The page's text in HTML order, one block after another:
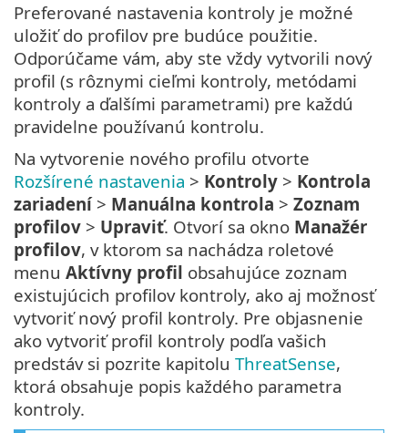
Preferované nastavenia kontroly je možné
uložiť do profilov pre budúce použitie.
Odporúčame vám, aby ste vždy vytvorili nový
profil (s rôznymi cieľmi kontroly, metódami
kontroly a ďalšími parametrami) pre každú
pravidelne používanú kontrolu.
Na vytvorenie nového profilu otvorte
Rozšírené nastavenia > Kontroly > Kontrola
zariadení> Manuálna kontrola > Zoznam
profilov > Upraviť. Otvorí sa okno Manažér
profilov, v ktorom sa nachádza roletové
menu Aktívny profil obsahujúce zoznam
existujúcich profilov kontroly, ako aj možnosť
vytvoriť nový profil kontroly. Pre objasnenie
ako vytvoriť profil kontroly podľa vašich
predstáv si pozrite kapitolu ThreatSense,
ktorá obsahuje popis každého parametra
kontroly.